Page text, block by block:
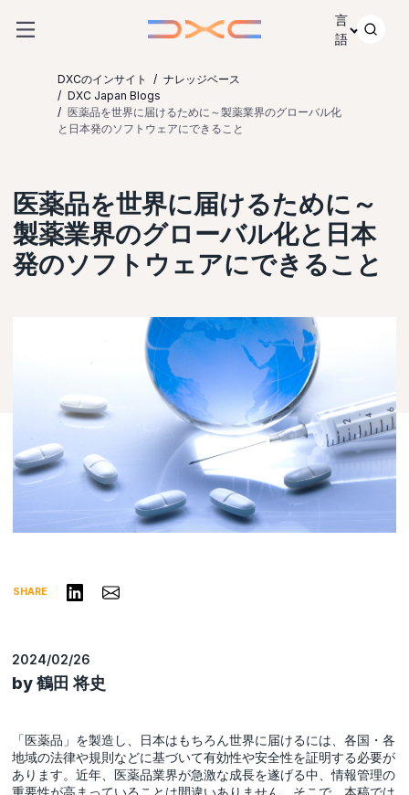
言
語
DXCのインサイト
ナレッジベース
DXC Japan Blogs
医薬品を世界に届けるために～製薬業界のグローバル化
と日本発のソフトウェアにできること
医薬品を世界に届けるために～
製薬業界のグローバル化と日本
発のソフトウェアにできること
SHARE リンクトインで共有する
Share via Email
2024/02/26
by 鶴田 将史
「医薬品」を製造し、日本はもちろん世界に届けるには、各国・各
地域の法律や規則などに基づいて有効性や安全性を証明する必要が
あります。近年、医薬品業界が急激な成長を遂げる中、情報管理の
重要性が高まっていることは間違いありません。そこで、本稿では